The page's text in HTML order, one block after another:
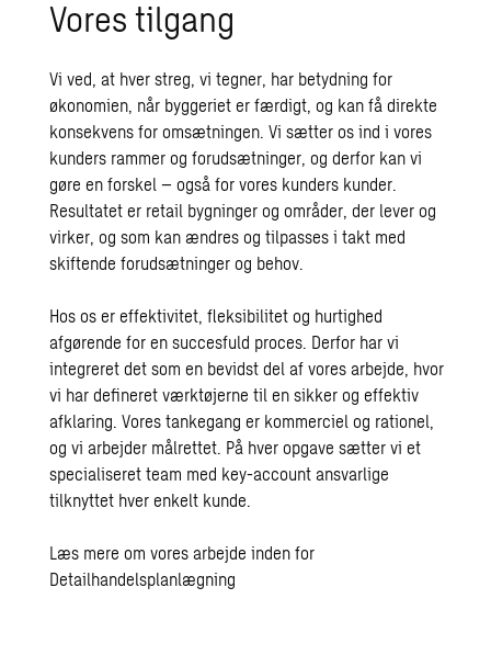
Vores tilgang
Vi ved, at hver streg, vi tegner, har betydning for
økonomien, når byggeriet er færdigt, og kan få direkte
konsekvens for omsætningen. Vi sætter os ind i vores
kunders rammer og forudsætninger, og derfor kan vi
gøre en forskel – også for vores kunders kunder.
Resultatet er retail bygninger og områder, der lever og
virker, og som kan ændres og tilpasses i takt med
skiftende forudsætninger og behov.
Hos os er effektivitet, fleksibilitet og hurtighed
afgørende for en succesfuld proces. Derfor har vi
integreret det som en bevidst del af vores arbejde, hvor
vi har defineret værktøjerne til en sikker og effektiv
afklaring. Vores tankegang er kommerciel og rationel,
og vi arbejder målrettet. På hver opgave sætter vi et
specialiseret team med key-account ansvarlige
tilknyttet hver enkelt kunde.
Læs mere om vores arbejde inden for
Detailhandelsplanlægning